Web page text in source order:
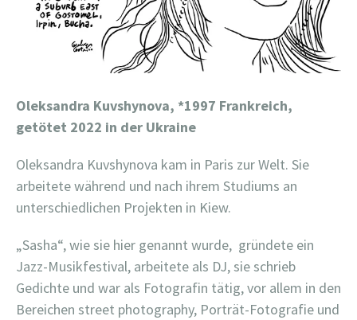
Oleksandra Kuvshynova, *1997 Frankreich,
getötet 2022 in der Ukraine
Oleksandra Kuvshynova kam in Paris zur Welt. Sie
arbeitete während und nach ihrem Studiums an
unterschiedlichen Projekten in Kiew.
„Sasha“, wie sie hier genannt wurde, gründete ein
Jazz-Musikfestival, arbeitete als DJ, sie schrieb
Gedichte und war als Fotografin tätig, vor allem in den
Bereichen street photography, Porträt-Fotografie und